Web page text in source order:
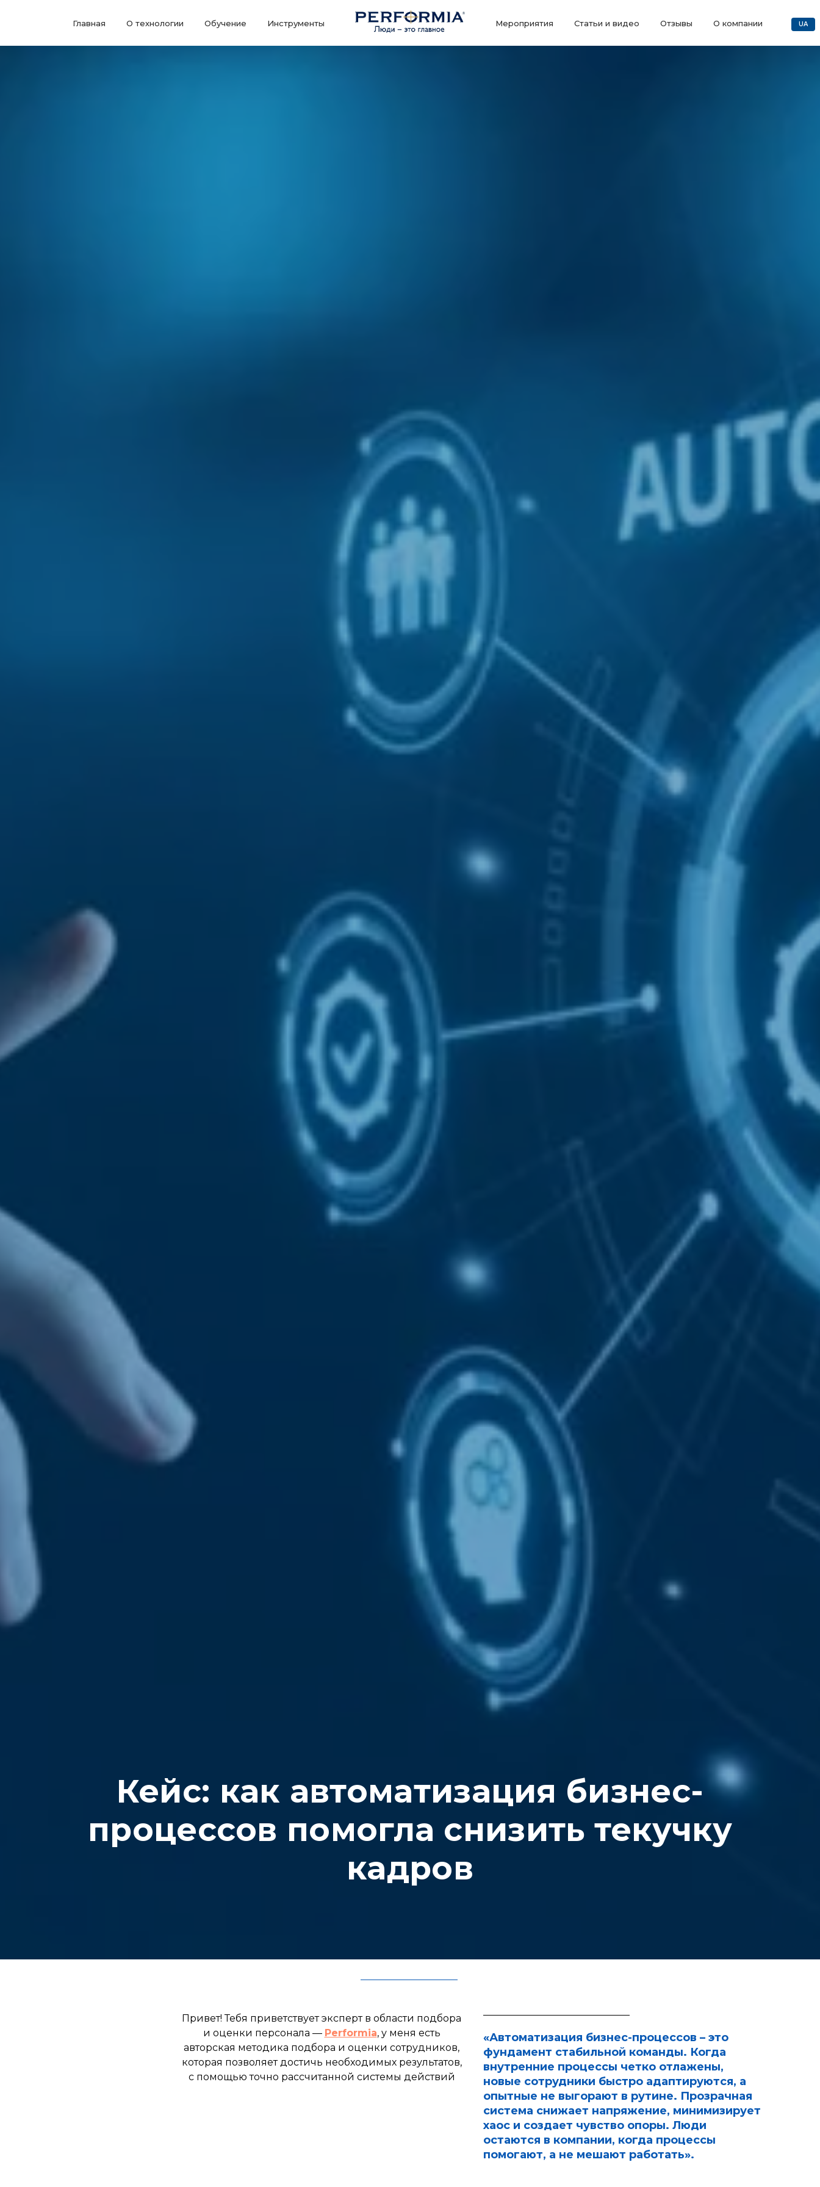
Главная О технологии Обучение Инструменты Мероприятия Статьи и видео Отзывы О компании UA
Кейс: как автоматизация бизнес-
процессов помогла снизить текучку
кадров
«Автоматизация бизнес-процессов – это
фундамент стабильной команды. Когда
внутренние процессы четко отлажены,
новые сотрудники быстро адаптируются, а
опытные не выгорают в рутине. Прозрачная
система снижает напряжение, минимизирует
хаос и создает чувство опоры. Люди
остаются в компании, когда процессы
помогают, а не мешают работать».
Привет! Тебя приветствует эксперт в области подбора
и оценки персонала — Performia, у меня есть
авторская методика подбора и оценки сотрудников,
которая позволяет достичь необходимых результатов,
с помощью точно рассчитанной системы действий